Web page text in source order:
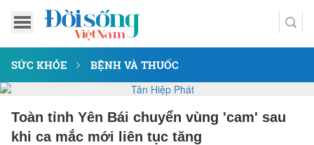
SỨC KHỎE BỆNH VÀ THUỐC
Toàn tỉnh Yên Bái chuyển vùng 'cam' sau
khi ca mắc mới liên tục tăng